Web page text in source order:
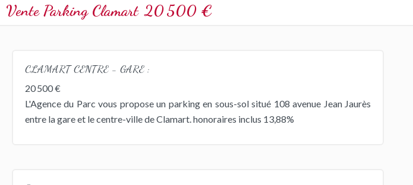
Vente Parking Clamart 20 500 €
CLAMART CENTRE - GARE :
20 500 €
L'Agence du Parc vous propose un parking en sous-sol situé 108 avenue Jean Jaurès
entre la gare et le centre-ville de Clamart. honoraires inclus 13,88%